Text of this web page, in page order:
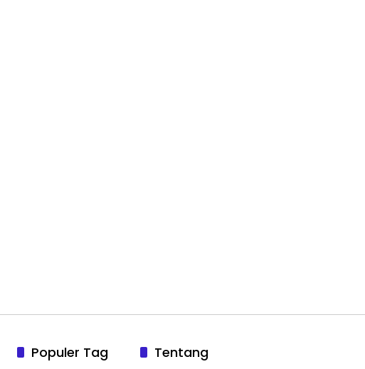
Populer Tag Tentang